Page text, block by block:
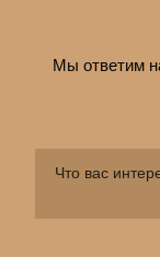
Мы ответим